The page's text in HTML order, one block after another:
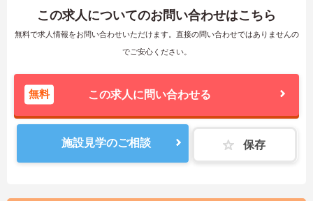
この求人についてのお問い合わせはこちら
無料で求人情報をお問い合わせいただけます。直接の問い合わせではありませんの
でご安心ください。
無料 この求人に問い合わせる
施設見学のご相談 保存